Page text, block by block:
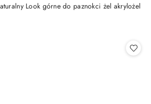
Look górne do paznokci żel akrylożel